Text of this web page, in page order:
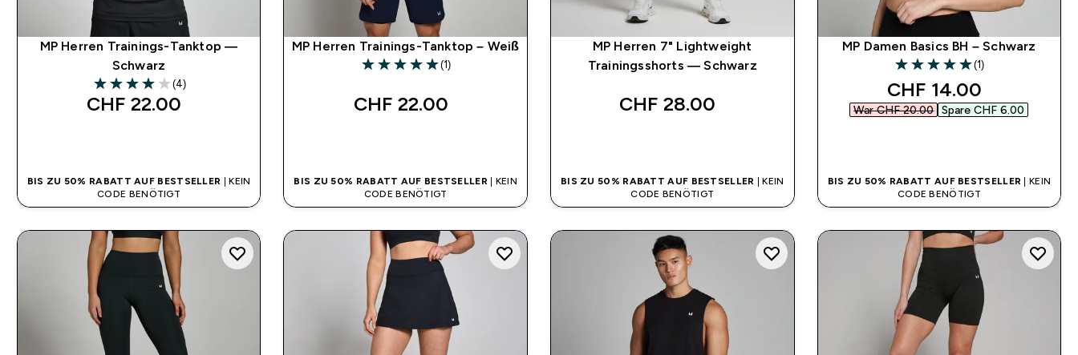
MP Herren Trainings-Tanktop —
Schwarz
4 out of 5 stars
(4)
CHF 22.00‎
BIS ZU 50% RABATT AUF BESTSELLER | KEIN
CODE BENÖTIGT
MP Herren Trainings-Tanktop – Weiß
5 out of 5 stars
(1)
CHF 22.00‎
BIS ZU 50% RABATT AUF BESTSELLER | KEIN
CODE BENÖTIGT
MP Herren 7" Lightweight
Trainingsshorts — Schwarz
CHF 28.00‎
BIS ZU 50% RABATT AUF BESTSELLER
| KEIN
CODE BENÖTIGT
MP Damen Basics BH – Schwarz
5 out of 5 stars
(1)
discounted price
CHF 14.00‎
War CHF 20.00‎ Spare CHF 6.00‎
BIS ZU 50% RABATT AUF BESTSELLER | KEIN
CODE BENÖTIGT